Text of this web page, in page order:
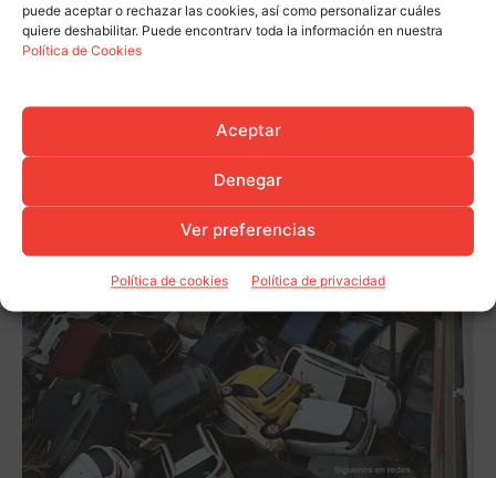
puede aceptar o rechazar las cookies, así como personalizar cuáles
quiere deshabilitar. Puede encontrarv toda la información en nuestra
Política de Cookies
Aceptar
Denegar
Ver preferencias
Política de cookies Política de privacidad